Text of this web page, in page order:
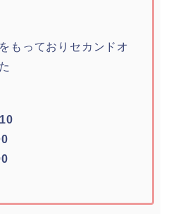
もっておりセカンドオ